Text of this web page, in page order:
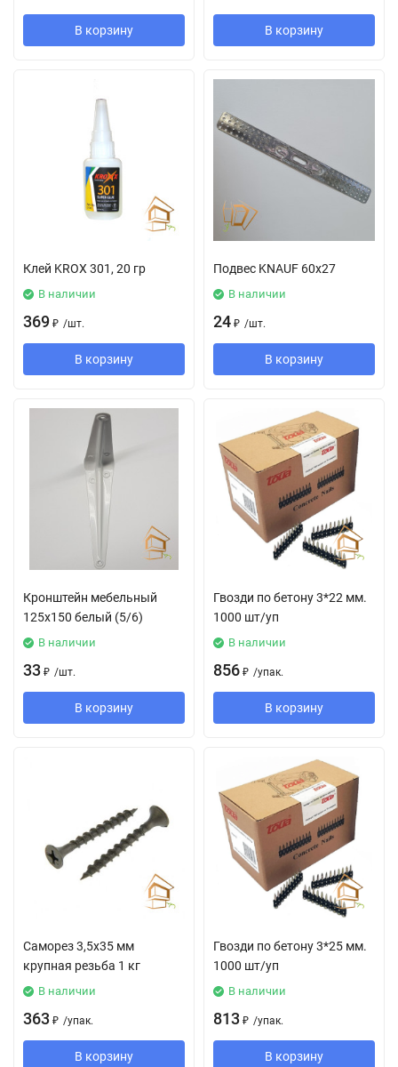
В корзину В корзину
Клей KROX 301, 20 гр
В наличии
369 ₽ /шт.
В корзину
Подвес KNAUF 60х27
В наличии
24 ₽ /шт.
В корзину
Кронштейн мебельный
125х150 белый (5/6)
В наличии
33 ₽ /шт.
В корзину
Гвозди по бетону 3*22 мм.
1000 шт/уп
В наличии
856 ₽ /упак.
В корзину
Саморез 3,5х35 мм
крупная резьба 1 кг
В наличии
363 ₽ /упак.
В корзину
Гвозди по бетону 3*25 мм.
1000 шт/уп
В наличии
813 ₽ /упак.
В корзину